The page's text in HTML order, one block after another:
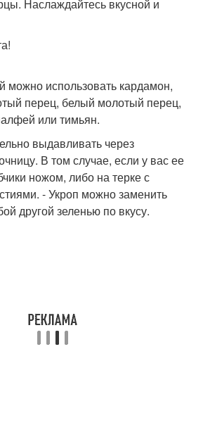
Наслаждайтесь вкусной и
можно использовать кардамон,
перец, белый молотый перец,
или тимьян.
выдавливать через
В том случае, если у вас ее
ножом, либо на терке с
- Укроп можно заменить
другой зеленью по вкусу.